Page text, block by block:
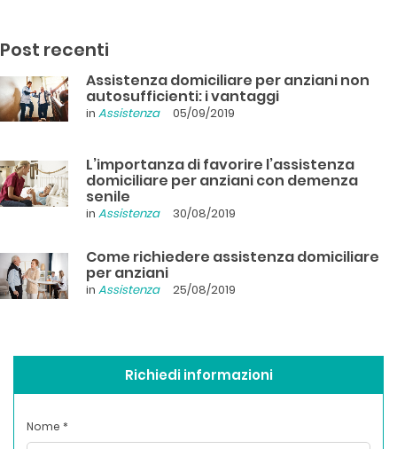
Post recenti
Assistenza domiciliare per anziani non
autosufficienti: i vantaggi
in Assistenza 05/09/2019
L’importanza di favorire l’assistenza
domiciliare per anziani con demenza
senile
in Assistenza 30/08/2019
Come richiedere assistenza domiciliare
per anziani
in Assistenza 25/08/2019
Richiedi informazioni
Nome *